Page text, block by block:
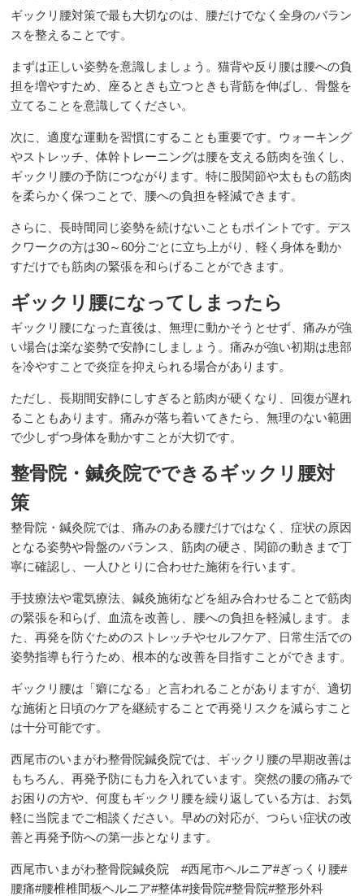
ギックリ腰対策で最も大切なのは、腰だけでなく全身のバラン
スを整えることです。
まずは正しい姿勢を意識しましょう。猫背や反り腰は腰への負
担を増やすため、座るときも立つときも背筋を伸ばし、骨盤を
立てることを意識してください。
次に、適度な運動を習慣にすることも重要です。ウォーキング
やストレッチ、体幹トレーニングは腰を支える筋肉を強くし、
ギックリ腰の予防につながります。特に股関節や太ももの筋肉
を柔らかく保つことで、腰への負担を軽減できます。
さらに、長時間同じ姿勢を続けないこともポイントです。デス
クワークの方は30～60分ごとに立ち上がり、軽く身体を動か
すだけでも筋肉の緊張を和らげることができます。
ギックリ腰になってしまったら
ギックリ腰になった直後は、無理に動かそうとせず、痛みが強
い場合は楽な姿勢で安静にしましょう。痛みが強い初期は患部
を冷やすことで炎症を抑えられる場合があります。
ただし、長期間安静にしすぎると筋肉が硬くなり、回復が遅れ
ることもあります。痛みが落ち着いてきたら、無理のない範囲
で少しずつ身体を動かすことが大切です。
整骨院・鍼灸院でできるギックリ腰対
策
整骨院・鍼灸院では、痛みのある腰だけではなく、症状の原因
となる姿勢や骨盤のバランス、筋肉の硬さ、関節の動きまで丁
寧に確認し、一人ひとりに合わせた施術を行います。
手技療法や電気療法、鍼灸施術などを組み合わせることで筋肉
の緊張を和らげ、血流を改善し、腰への負担を軽減します。ま
た、再発を防ぐためのストレッチやセルフケア、日常生活での
姿勢指導も行うため、根本的な改善を目指すことができます。
ギックリ腰は「癖になる」と言われることがありますが、適切
な施術と日頃のケアを継続することで再発リスクを減らすこと
は十分可能です。
西尾市のいまがわ整骨院鍼灸院では、ギックリ腰の早期改善は
もちろん、再発予防にも力を入れています。突然の腰の痛みで
お困りの方や、何度もギックリ腰を繰り返している方は、お気
軽に当院までご相談ください。早めの対応が、つらい症状の改
善と再発予防への第一歩となります。
西尾市いまがわ整骨院鍼灸院 #西尾市ヘルニア#ぎっくり腰#
腰痛#腰椎椎間板ヘルニア#整体#接骨院#整骨院#整形外科